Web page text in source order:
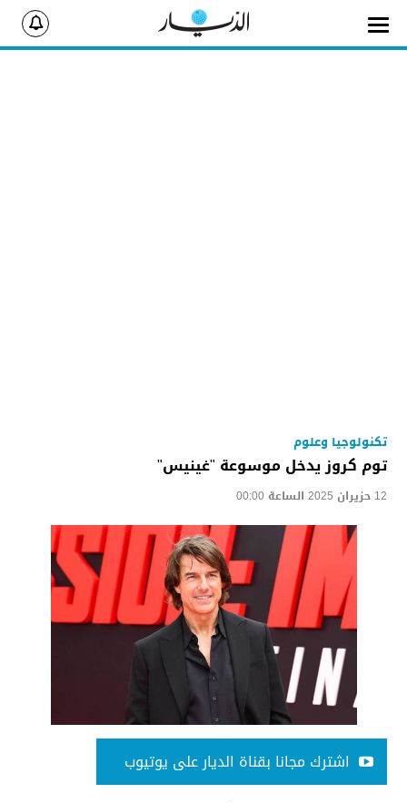
تكنولوجيا وعلوم
توم كروز يدخل موسوعة "غينيس"
12 حزيران 2025 الساعة 00:00
اشترك مجانا بقناة الديار على يوتيوب